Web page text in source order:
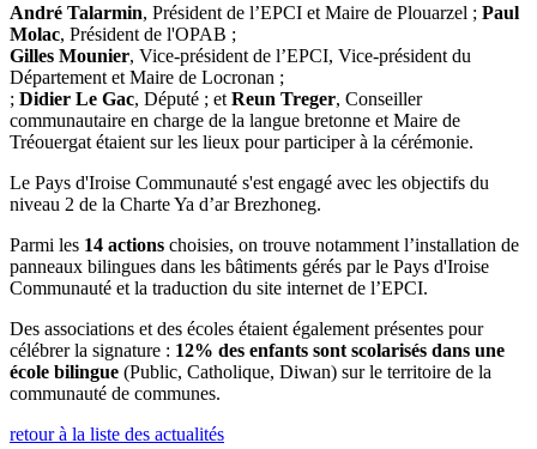
André Talarmin, Président de l’EPCI et Maire de Plouarzel ; Paul
Molac, Président de l'OPAB ;
Gilles Mounier, Vice-président de l’EPCI, Vice-président du
Département et Maire de Locronan ;
; Didier Le Gac, Député ; et Reun Treger, Conseiller
communautaire en charge de la langue bretonne et Maire de
Tréouergat étaient sur les lieux pour participer à la cérémonie.
Le Pays d'Iroise Communauté s'est engagé avec les objectifs du
niveau 2 de la Charte Ya d’ar Brezhoneg.
Parmi les 14 actions choisies, on trouve notamment l’installation de
panneaux bilingues dans les bâtiments gérés par le Pays d'Iroise
Communauté et la traduction du site internet de l’EPCI.
Des associations et des écoles étaient également présentes pour
célébrer la signature : 12% des enfants sont scolarisés dans une
école bilingue (Public, Catholique, Diwan) sur le territoire de la
communauté de communes.
retour à la liste des actualités